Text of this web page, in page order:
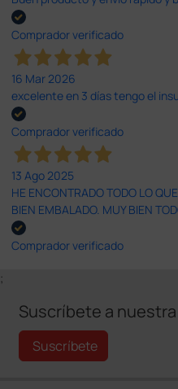
Comprador verificado
16 Mar 2026
excelente en 3 días tengo el
Comprador verificado
13 Ago 2025
HE ENCONTRADO TODO LO
BIEN EMBALADO. MUY BIEN
Comprador verificado
;
Suscríbete a
Suscríbete